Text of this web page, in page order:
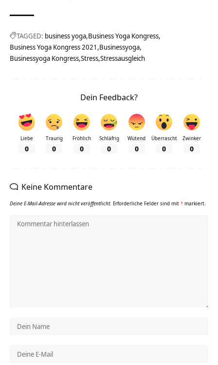
TAGGED: business yoga Business Yoga Kongress
Business Yoga Kongress 2021 Businessyoga
Businessyoga Kongress Stress Stressausgleich
Dein Feedback?
Liebe
0
Traurig
0
Fröhlich
0
Schläfrig
0
Wütend
0
Überrascht
0
Zwinker
0
Keine Kommentare
Deine E-Mail-Adresse wird nicht veröffentlicht. Erforderliche Felder sind mit * markiert.